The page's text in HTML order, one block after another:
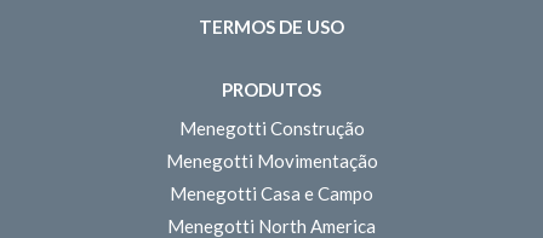
TERMOS DE USO
PRODUTOS
Menegotti Construção
Menegotti Movimentação
Menegotti Casa e Campo
Menegotti North America